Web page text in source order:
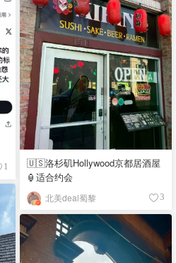
1
🇺🇸洛杉矶Hollywood京都居酒屋
🏮适合约会
北美deal蜀黎 3